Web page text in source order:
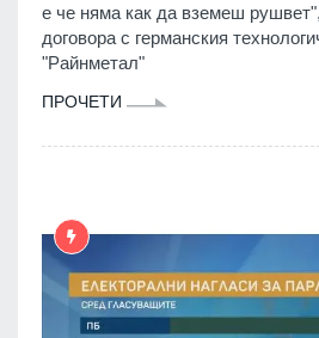
е че няма как да вземеш
договора с германския
"Райнметал"
ПРОЧЕТИ